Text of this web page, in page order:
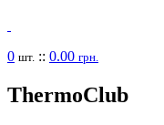
0 шт. :: 0.00 грн.
ThermoClub